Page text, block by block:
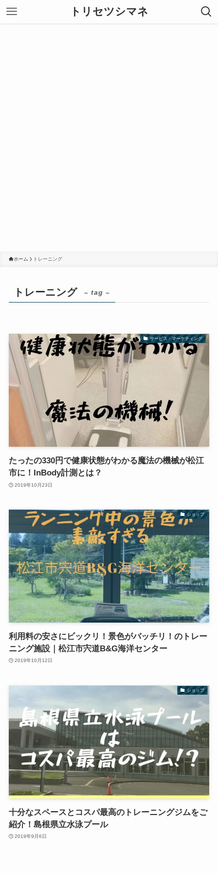
トリセツシマネ
ホーム トレーニング
トレーニング – tag –
サービス・マーケティング
たったの330円で健康状態がわかる魔法の機械が松江
市に！InBody計測とは？
2019年10月23日
ショップ
利用料の安さにビックリ！景色がバッチリ！のトレー
ニング施設｜松江市宍道B&G海洋センター
2019年10月12日
ショップ
十分なスペースとコスパ最高のトレーニングジムをご
紹介！島根県立水泳プール
2019年9月6日